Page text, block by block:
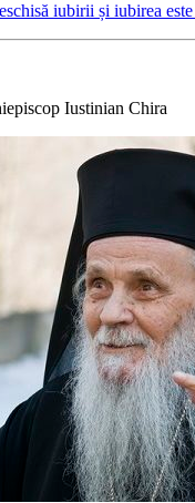
iubirii și iubirea
Iustinian Chira